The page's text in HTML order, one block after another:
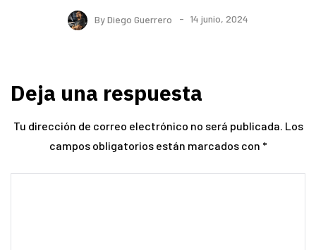
ByDiego Guerrero 14 junio, 2024
Deja una respuesta
Tu dirección de correo electrónico no será publicada. Los
campos obligatorios están marcados con *